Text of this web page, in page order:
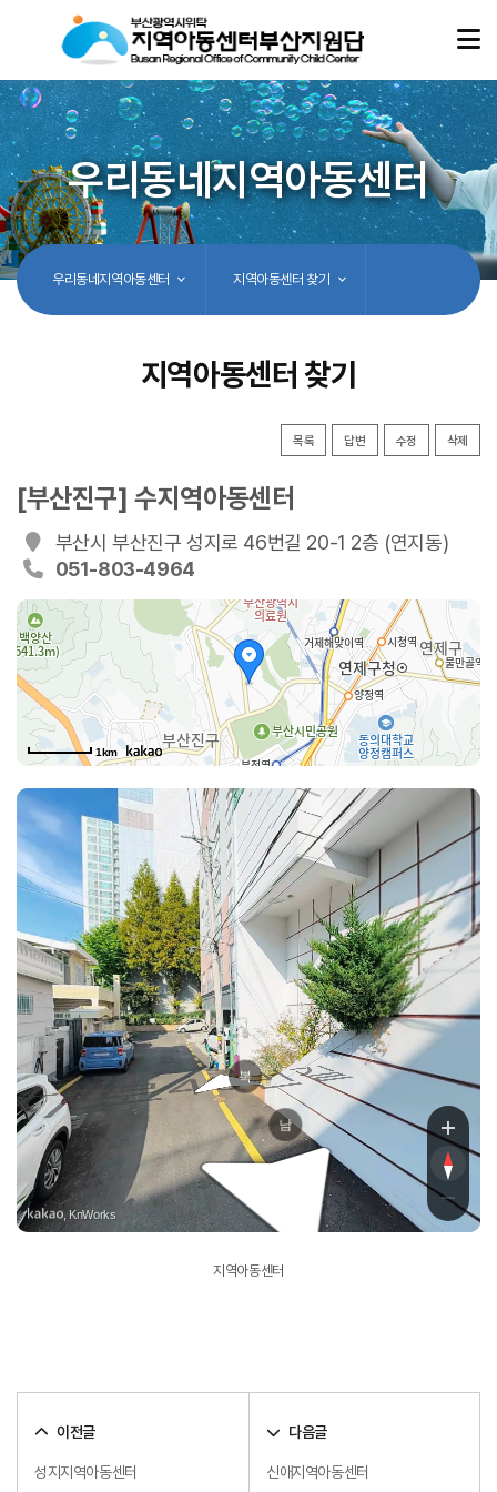
우리동네지역아동센터
우리동네지역아동센터 지역아동센터 찾기
지역아동센터 찾기
목록 답변 수정 삭제
[부산진구] 수지역아동센터
부산시 부산진구 성지로 46번길 20-1 2층 (연지동)
051-803-4964
1km
46번길
로46번길
북
남
, KnWorks
지역아동센터
이전글
성지지역아동센터
다음글
신애지역아동센터